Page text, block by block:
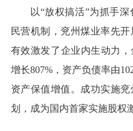
以“放权搞活”为抓手深
民营机制，兖州煤业率先
有效激发了企业内生动力
增长807%，资产负债率由
资产保值增值。成功实施
划，成为国内首家实施股权